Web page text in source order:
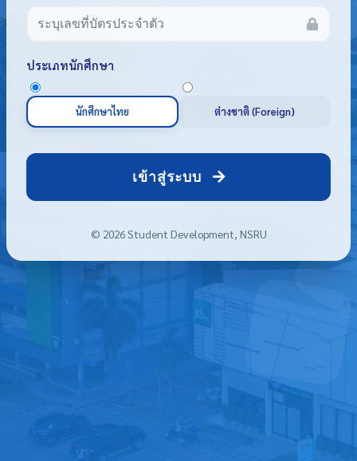
ประเภทนักศึกษา
นักศึกษาไทย ต่างชาติ (Foreign)
เข้าสู่ระบบ
© 2026 Student Development, NSRU